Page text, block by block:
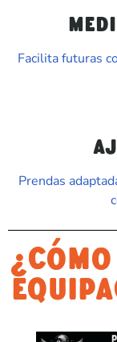
Facilita futuras
Prendas